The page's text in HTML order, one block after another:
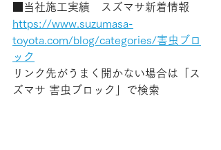
■当社施工実績　スズマサ新着情報
https://www.suzumasa-
toyota.com/blog/categories/害虫ブロ
ック
リンク先がうまく開かない場合は「ス
ズマサ 害虫ブロック」で検索